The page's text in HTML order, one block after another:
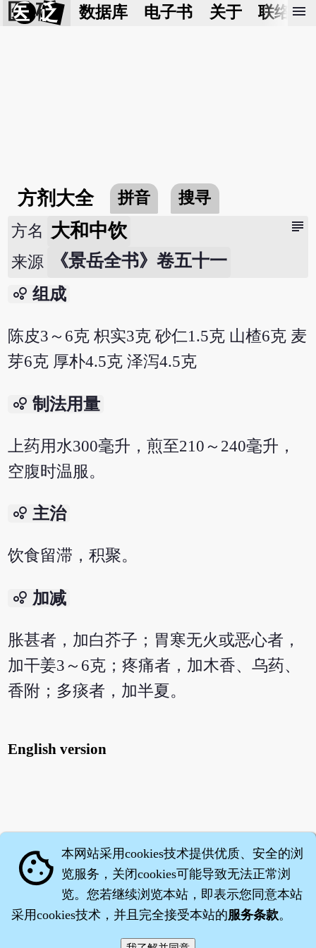
医 砭 数据库 电子书 关于 联络我
menu
方剂大全 拼音 搜寻
subject
方名 大和中饮
来源 《景岳全书》卷五十一
bubble_chart 组成
陈皮3～6克 枳实3克 砂仁1.5克 山楂6克 麦
芽6克 厚朴4.5克 泽泻4.5克
bubble_chart 制法用量
上药用水300毫升，煎至210～240毫升，
空腹时温服。
bubble_chart 主治
饮食留滞，积聚。
bubble_chart 加减
胀甚者，加白芥子；胃寒无火或恶心者，
加干姜3～6克；疼痛者，加木香、乌药、
香附；多痰者，加半夏。
English version
cookie 本网站采用cookies技术提供优质、安全的浏
览服务，关闭cookies可能导致无法正常浏
览。您若继续浏览本站，即表示您同意本站
采用cookies技术，并且完全接受本站的服务条款。